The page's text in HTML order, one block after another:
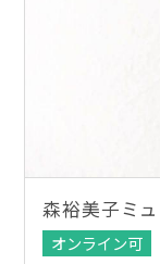
森裕美子ミ
オンライン可